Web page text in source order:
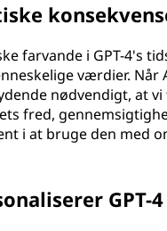
farvande i GPT-4's
værdier.
nødvendigt, at
fred,
i at bruge den med